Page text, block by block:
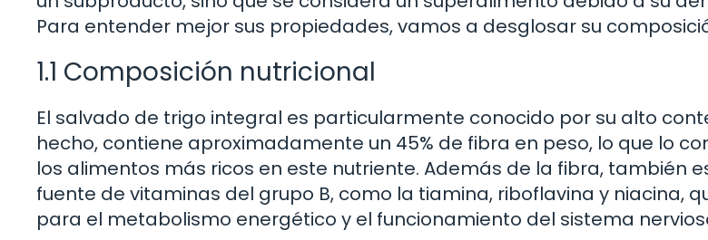
Para entender mejor sus propiedades, vamos a desglosar su
1.1 Composición nutricional
El salvado de trigo integral es particularmente conocido por su alto
hecho, contiene aproximadamente un 45% de fibra en peso, lo que lo
los alimentos más ricos en este nutriente. Además de la fibra, también
fuente de vitaminas del grupo B, como la tiamina, riboflavina y niacina,
para el metabolismo energético y el funcionamiento del sistema